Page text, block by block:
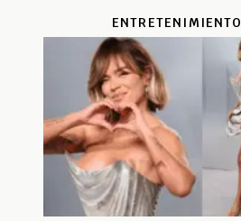
ENTRETENIMIENTO